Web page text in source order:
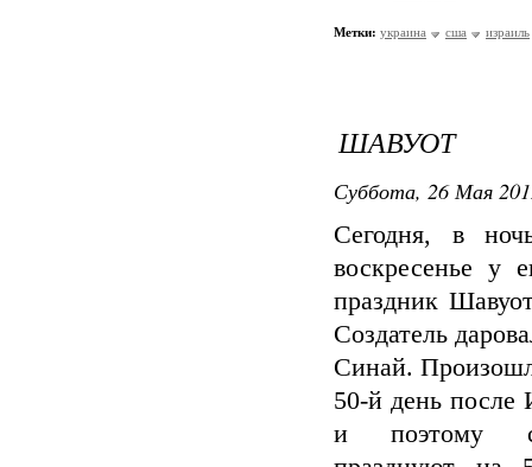
Метки: украина сша израиль
ШАВУОТ
Суббота, 26 Мая
Сегодня, в
воскресенье у
праздник
Создатель
Синай.
50-й день после
и поэтому